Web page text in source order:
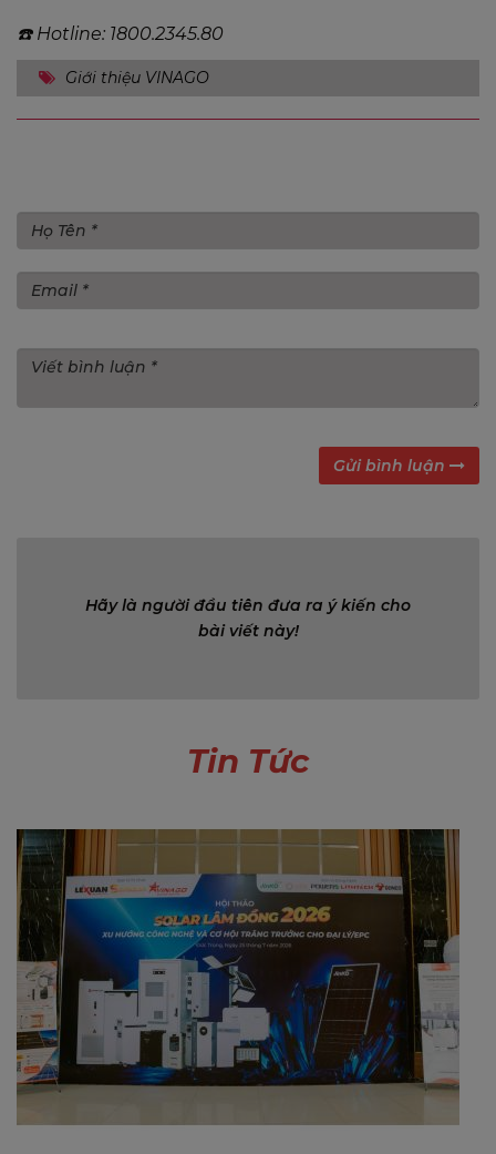
☎️ Hotline: 1800.2345.80
Giới thiệu VINAGO
Gửi bình luận
Hãy là người đầu tiên đưa ra ý kiến cho
bài viết này!
Tin Tức